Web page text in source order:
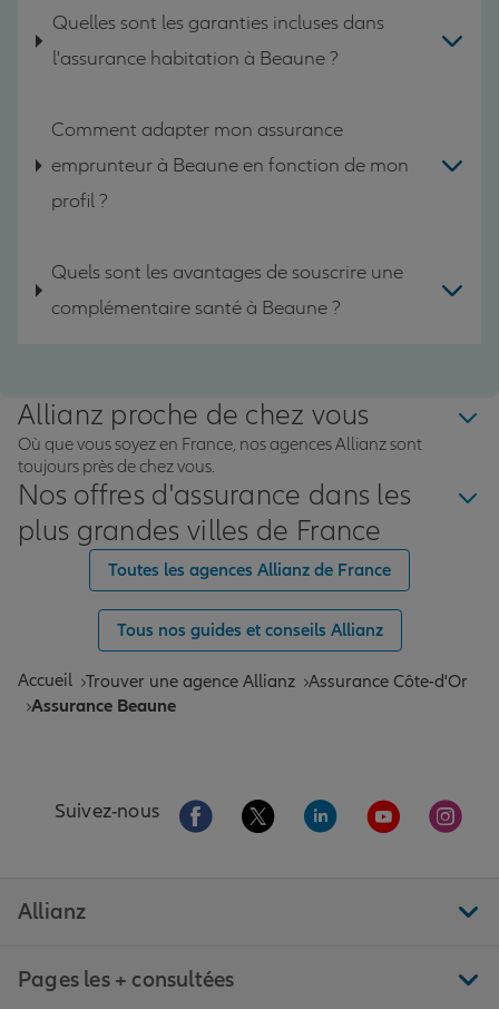
Quelles sont les garanties incluses dans
l'assurance habitation à Beaune ?
Comment adapter mon assurance
emprunteur à Beaune en fonction de mon
profil ?
Quels sont les avantages de souscrire une
complémentaire santé à Beaune ?
Allianz proche de chez vous
Où que vous soyez en France, nos agences Allianz sont
toujours près de chez vous.
Nos offres d'assurance dans les
plus grandes villes de France
Toutes les agences Allianz de France
Tous nos guides et conseils Allianz
Accueil Trouver une agence Allianz Assurance Côte-d'Or
Assurance Beaune
Suivez-nous Aller sur la page Facebook de Allianz
Aller sur la page Twitter de
Aller sur la page
Aller sur la
Aller
Allianz
Pages les + consultées